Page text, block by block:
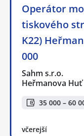
Operátor
tiskového
K22)
000
Sahm s.r.o.
Heřmanova Huť
35 000 – 60
včerejší